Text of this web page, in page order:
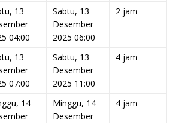
13
04:00
Sabtu, 13
Desember
2025 06:00
2 jam
13
07:00
Sabtu, 13
Desember
2025 11:00
4 jam
14
Minggu, 14
Desember
4 jam